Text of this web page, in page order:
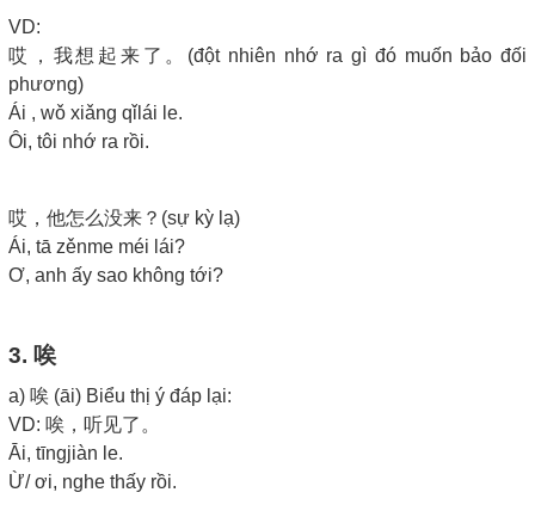
VD:
哎，我想起来了。(đột nhiên nhớ ra gì đó muốn bảo đối
phương)
Ái , wǒ xiǎng qǐlái le.
Ôi, tôi nhớ ra rồi.
哎，他怎么没来？(sự kỳ lạ)
Ái, tā zěnme méi lái?
Ơ, anh ấy sao không tới?
3. 唉
a) 唉 (āi) Biểu thị ý đáp lại:
VD: 唉，听见了。
Āi, tīngjiàn le.
Ừ/ ơi, nghe thấy rồi.